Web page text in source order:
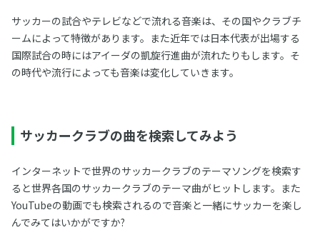
サッカーの試合やテレビなどで流れる音楽は、その国やクラブチ
ームによって特徴があります。また近年では日本代表が出場する
国際試合の時にはアイーダの凱旋行進曲が流れたりもします。そ
の時代や流行によっても音楽は変化していきます。
サッカークラブの曲を検索してみよう
インターネットで世界のサッカークラブのテーマソングを検索す
ると世界各国のサッカークラブのテーマ曲がヒットします。また
YouTubeの動画でも検索されるので音楽と一緒にサッカーを楽し
んでみてはいかがですか?